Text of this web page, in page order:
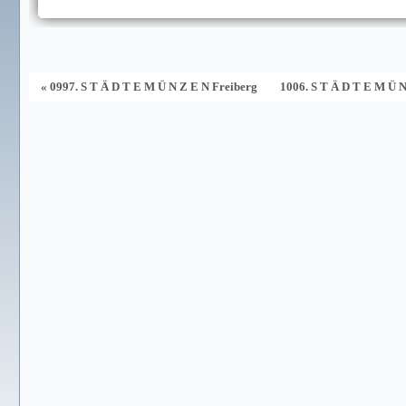
« 0997. S T Ä D T E M Ü N Z E N Freiberg 1006. S T Ä D T E M Ü